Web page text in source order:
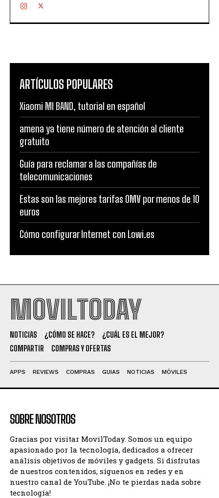
ARTÍCULOS POPULARES
Xiaomi MI BAND, tutorial en español
amena ya tiene número de atención al cliente
gratuito
Guía para reclamar a las compañías de
telecomunicaciones
Estas son las mejores tarifas OMV por menos de 10
euros
Cómo configurar Internet con Lowi.es
MOVILTODAY
NOTICIAS ¿CÓMO SE HACE?
¿CUÁL ES EL MEJOR?
COMPARTIR
COMPRAS Y OFERTAS
APPS REVIEWS COMPRAS GUIAS NOTICIAS MÓVILES
SOBRE NOSOTROS
Gracias por visitar MovilToday. Somos un equipo
apasionado por la tecnología, dedicados a ofrecer
análisis objetivos de móviles y gadgets. Si disfrutas
de nuestros contenidos, síguenos en redes y en
nuestro canal de YouTube. ¡No te pierdas nada sobre
tecnología!